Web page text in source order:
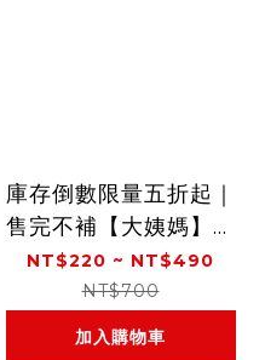
庫存倒數限量五折起｜
售完不補【大姨媽】月
舒適暖方飲升級版plu
s+ 小盒組(5包/盒)
NT$220 ~ NT$490
NT$700
加入購物車